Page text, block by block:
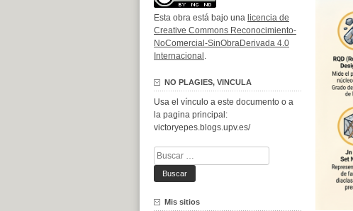
Esta obra está bajo una licencia de
Creative Commons Reconocimiento-
NoComercial-SinObraDerivada 4.0
Internacional .
NO PLAGIES, VINCULA
Usa el vínculo a este documento o a
la pagina principal:
victoryepes.blogs.upv.es/
Buscar:
Mis sitios